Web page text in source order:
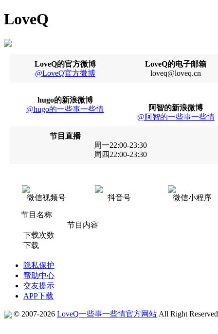
LoveQ
LoveQ的电子邮箱
loveq@loveq.cn
LoveQ的官方微博
@LoveQ官方微博
阿智的新浪微博
@阿智的一些事一些情
hugo的新浪微博
@hugo的一些事一些情
节目直播
周一22:00-23:30
周四22:00-23:30
微信视频号 抖音号 微信小程序
节目名称
节目内容
下载次数
下载
隐私保护
帮助中心
交友提示
APP下载
© 2007-2026 LoveQ一些事一些情官方网站 All Right